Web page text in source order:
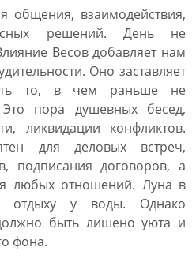
общения, взаимодействия,
решений. День не
Весов добавляет нам
Оно заставляет
то, в чем раньше не
пора душевных бесед,
ликвидации конфликтов.
для деловых встреч,
подписания договоров, а
любых отношений. Луна в
отдыху у воды. Однако
быть лишено уюта и
фона.